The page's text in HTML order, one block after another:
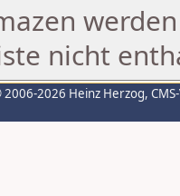
nicht
2026 Heinz Herzog,